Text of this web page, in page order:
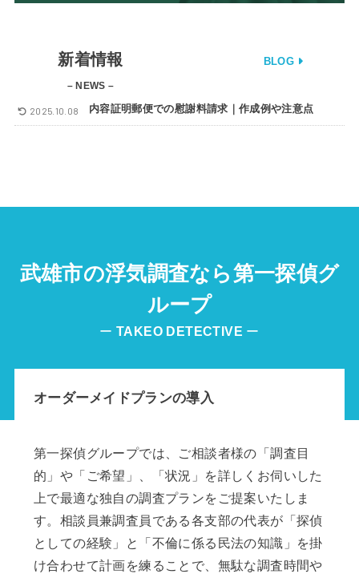
新着情報
– NEWS –
BLOG
内容証明郵便での慰謝料請求｜作成例や注意点
2025.10.08
武雄市の浮気調査なら第一探偵グ
ループ
ー TAKEO DETECTIVE ー
オーダーメイドプランの導入
第一探偵グループでは、ご相談者様の「調査目
的」や「ご希望」、「状況」を詳しくお伺いした
上で最適な独自の調査プランをご提案いたしま
す。相談員兼調査員である各支部の代表が「探偵
としての経験」と「不倫に係る民法の知識」を掛
け合わせて計画を練ることで、無駄な調査時間や